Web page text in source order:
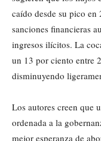
caído desde su pico en
sanciones financieras
ingresos ilícitos. La
un 13 por ciento entre
disminuyendo
Los autores creen que
ordenada a la
mejor esperanza de